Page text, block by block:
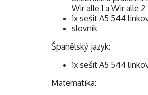
Wir alle 1 a Wir alle 2
1x sešit A5 544
slovník
Španělský jazyk:
1x sešit A5 544
Matematika: